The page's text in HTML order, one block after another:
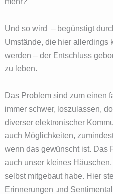
Und so wird – begünstigt
Umstände, die hier allerdings
werden – der Entschluss
zu leben.
Das Problem sind zum einen
immer schwer, loszulassen,
diverser elektronischer
auch Möglichkeiten,
wenn das gewünscht ist. Das
auch unser kleines
selbst mitgebaut habe. Hier
Erinnerungen und